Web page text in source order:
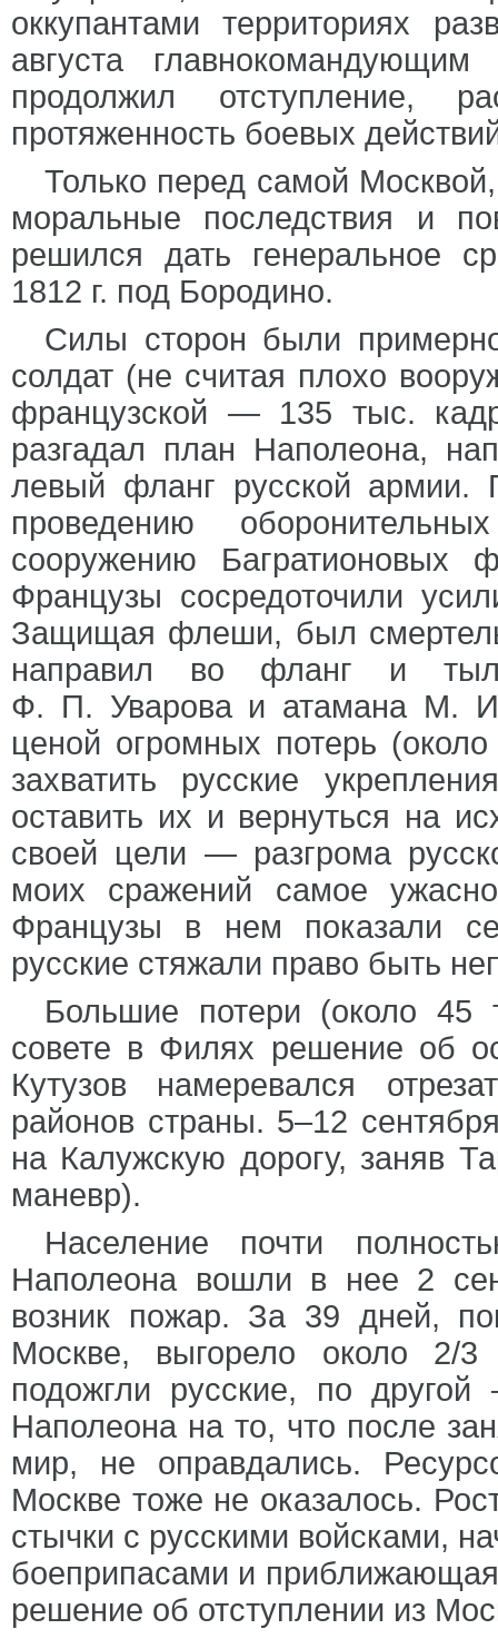
оккупантами территориях
августа
продолжил отступление,
протяженность боевых
Только перед самой
моральные последствия и
решился дать генеральное
1812 г. под Бородино.
Силы сторон были
солдат (не считая плохо
французской — 135 тыс.
разгадал план Наполеона,
левый фланг русской армии.
проведению
сооружению
Французы сосредоточили
Защищая флеши, был
направил во фланг и тыл
Ф. П. Уварова и атамана М.
ценой огромных потерь
захватить русские
оставить их и вернуться на
своей цели — разгрома
моих сражений самое
Французы в нем показали
русские стяжали право быть
Большие потери (около 45
совете в Филях решение об
Кутузов намеревался
районов страны. 5–12
на Калужскую дорогу, заняв
маневр).
Население почти
Наполеона вошли в нее 2
возник пожар. За 39 дней,
Москве, выгорело около 2/
подожгли русские, по
Наполеона на то, что после
мир, не оправдались.
Москве тоже не оказалось.
стычки с русскими войсками,
боеприпасами и
решение об отступлении из